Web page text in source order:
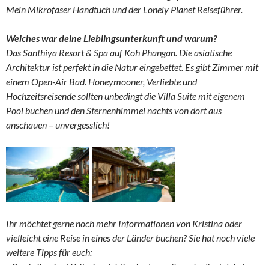
Mein Mikrofaser Handtuch und der Lonely Planet Reiseführer.
Welches war deine Lieblingsunterkunft und warum?
Das Santhiya Resort & Spa auf Koh Phangan. Die asiatische
Architektur ist perfekt in die Natur eingebettet. Es gibt Zimmer mit
einem Open-Air Bad. Honeymooner, Verliebte und
Hochzeitsreisende sollten unbedingt die Villa Suite mit eigenem
Pool buchen und den Sternenhimmel nachts von dort aus
anschauen – unvergesslich!
Ihr möchtet gerne noch mehr Informationen von Kristina oder
vielleicht eine Reise in eines der Länder buchen? Sie hat noch viele
weitere Tipps für euch: